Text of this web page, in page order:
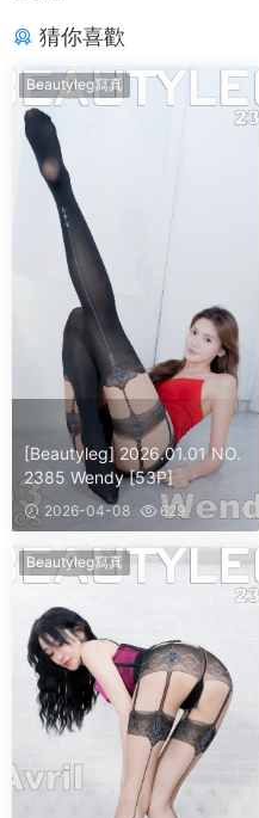
猜你喜歡
Beautyleg寫真
[Beautyleg] 2026.01.01 NO.
2385 Wendy [53P]
2026-04-08 629
Beautyleg寫真